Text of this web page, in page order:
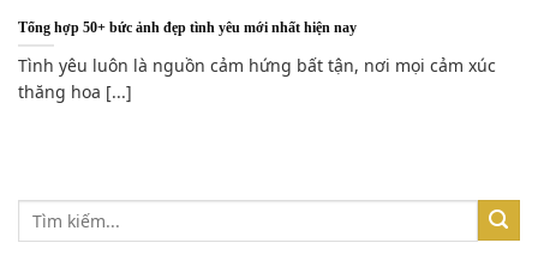
Tổng hợp 50+ bức ảnh đẹp tình yêu mới nhất hiện nay
Tình yêu luôn là nguồn cảm hứng bất tận, nơi mọi cảm xúc
thăng hoa [...]